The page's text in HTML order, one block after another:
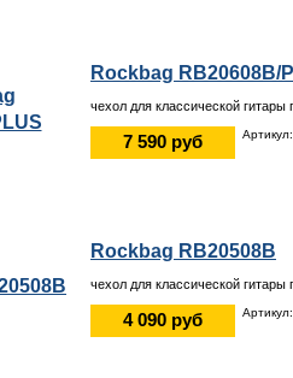
Rockbag RB20608B/
чехол для классической
7 590 руб
Rockbag RB20508B
чехол для классической
4 090 руб